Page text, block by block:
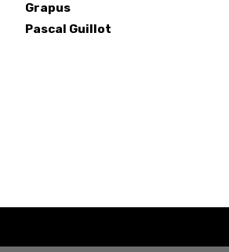
Grapus
Pascal Guillot